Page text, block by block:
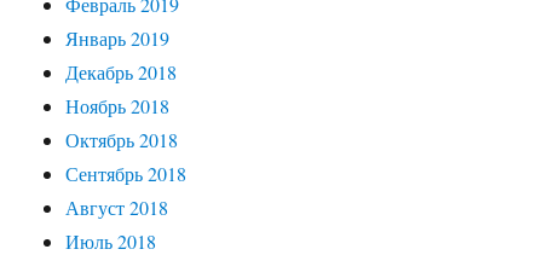
Январь 2019
Декабрь 2018
Ноябрь 2018
Октябрь 2018
Сентябрь 2018
Август 2018
Июль 2018